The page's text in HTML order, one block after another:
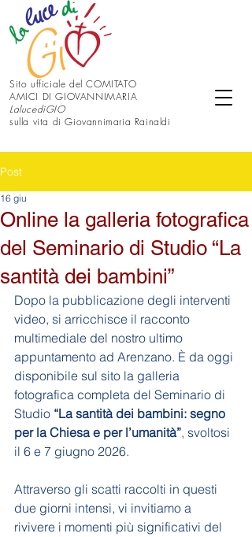
Sito ufficiale del COMITATO
AMICI DI GIOVANNIMARIA
LalucediGIO
sulla vita di Giovannimaria Rainaldi
Post
Online la galleria fotografica
del Seminario di Studio “La
santità dei bambini”
16 giu
Dopo la pubblicazione degli interventi
video, si arricchisce il racconto
multimediale del nostro ultimo
appuntamento ad Arenzano. È da oggi
disponibile sul sito la galleria
fotografica completa del Seminario di
Studio “La santità dei bambini: segno
per la Chiesa e per l’umanità”, svoltosi
il 6 e 7 giugno 2026.
Attraverso gli scatti raccolti in questi
due giorni intensi, vi invitiamo a
rivivere i momenti più significativi del